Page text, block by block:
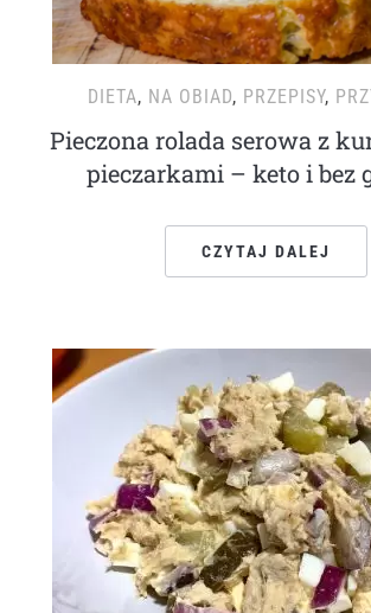
DIETA, NA OBIAD, PRZEPISY,
Pieczona rolada serowa z
pieczarkami – keto i bez
CZYTAJ DALEJ